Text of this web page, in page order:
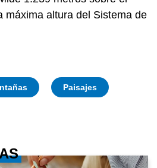
máxima altura del Sistema de
Paisajes
EDUCATIVA
2.0: qué son las vacunas y
la estación ferroviaria de
Aires que aún guarda su
banana pegada en la pared: la
de arte que se vendió por 6